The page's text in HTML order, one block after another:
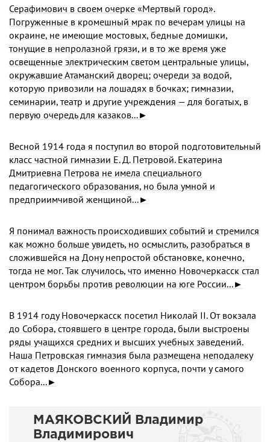
Серафимович в своем очерке «Мертвый город».
Погруженные в кромешный мрак по вечерам улицы на
окраине, не имеющие мостовых, бедные домишки,
тонущие в непролазной грязи, и в то же время уже
освещенные электрическим светом центральные улицы,
окружавшие Атаманский дворец; очереди за водой,
которую привозили на лошадях в бочках; гимназии,
семинарии, театр и другие учреждения — для богатых, в
первую очередь для казаков...►
Весной 1914 года я поступил во второй подготовительный
класс частной гимназии Е. Д. Петровой. Екатерина
Дмитриевна Петрова не имела специального
педагогического образования, но была умной и
предприимчивой женщиной...►
Я понимал важность происходивших событий и стремился
как можно больше увидеть, но осмыслить, разобраться в
сложившейся на Дону непростой обстановке, конечно,
тогда не мог. Так случилось, что именно Новочеркасск стал
центром борьбы против революции на юге России...►
В 1914 году Новочеркасск посетил Николай II. От вокзала
до Собора, стоявшего в центре города, были выстроены
ряды учащихся средних и высших учебных заведений.
Наша Петровская гимназия была размещена неподалеку
от кадетов Донского военного корпуса, почти у самого
Собора...►
МАЯКОВСКИЙ Владимир
Владимирович